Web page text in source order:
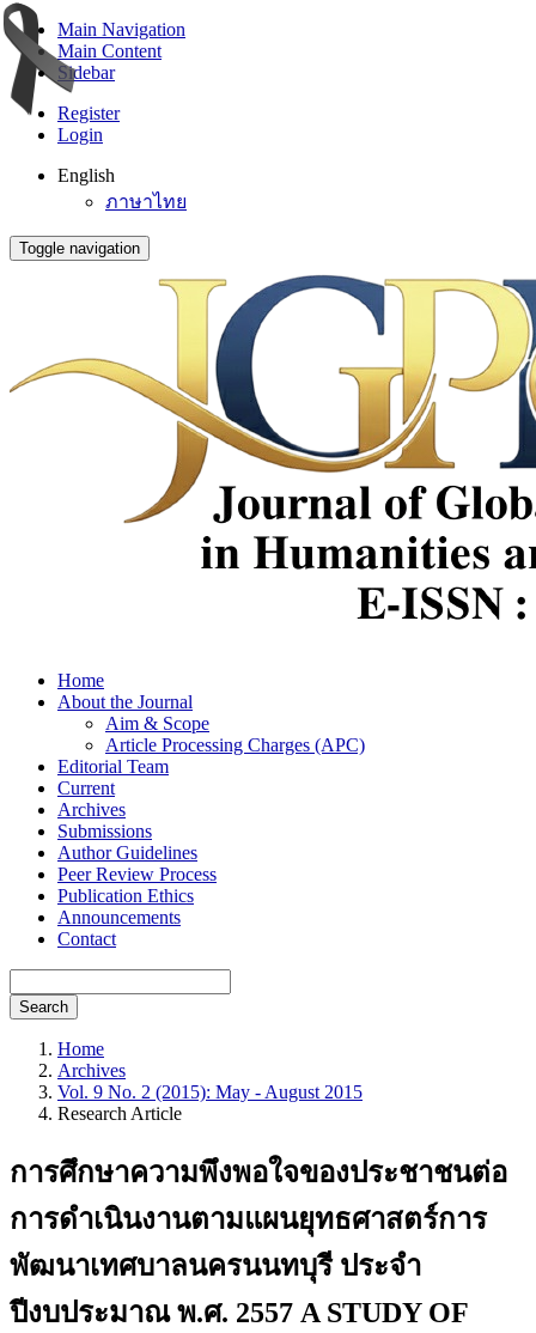
Main Navigation
Main Content
Sidebar
Register
Login
English
ภาษาไทย
Toggle navigation
Home
About the Journal
Aim & Scope
Article Processing Charges (APC)
Editorial Team
Current
Archives
Submissions
Author Guidelines
Peer Review Process
Publication Ethics
Announcements
Contact
Search
Home
Archives
Vol. 9 No. 2 (2015): May - August 2015
Research Article
การศึกษาความพึงพอใจของประชาชนต่อ
การดำเนินงานตามแผนยุทธศาสตร์การ
พัฒนาเทศบาลนครนนทบุรี ประจำ
ปีงบประมาณ พ.ศ. 2557 A STUDY OF